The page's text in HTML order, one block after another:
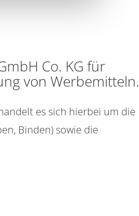
Co. KG für
von Werbemitteln.
es sich hierbei um die
Binden) sowie die